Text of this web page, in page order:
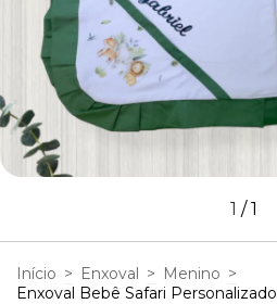
1 /1
Início > Enxoval > Menino >
Enxoval Bebê Safari Personalizado